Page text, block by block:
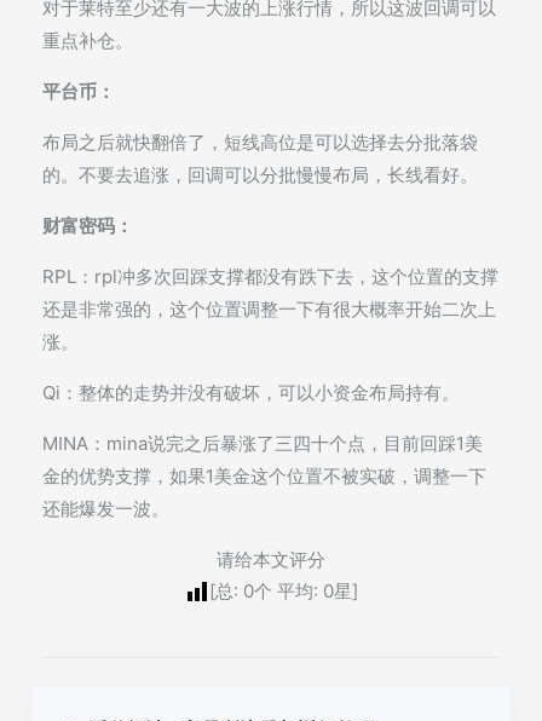
对于莱特至少还有一大波的上涨行情，所以这波回调可以
重点补仓。
平台币：
布局之后就快翻倍了，短线高位是可以选择去分批落袋
的。不要去追涨，回调可以分批慢慢布局，长线看好。
财富密码：
RPL：rpl冲多次回踩支撑都没有跌下去，这个位置的支撑
还是非常强的，这个位置调整一下有很大概率开始二次上
涨。
Qi：整体的走势并没有破坏，可以小资金布局持有。
MINA：mina说完之后暴涨了三四十个点，目前回踩1美
金的优势支撑，如果1美金这个位置不被实破，调整一下
还能爆发一波。
请给本文评分
[总: 0个 平均: 0星]